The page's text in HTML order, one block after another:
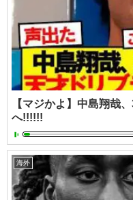
【マジかよ】中島翔哉
へ!!!!!!
海外